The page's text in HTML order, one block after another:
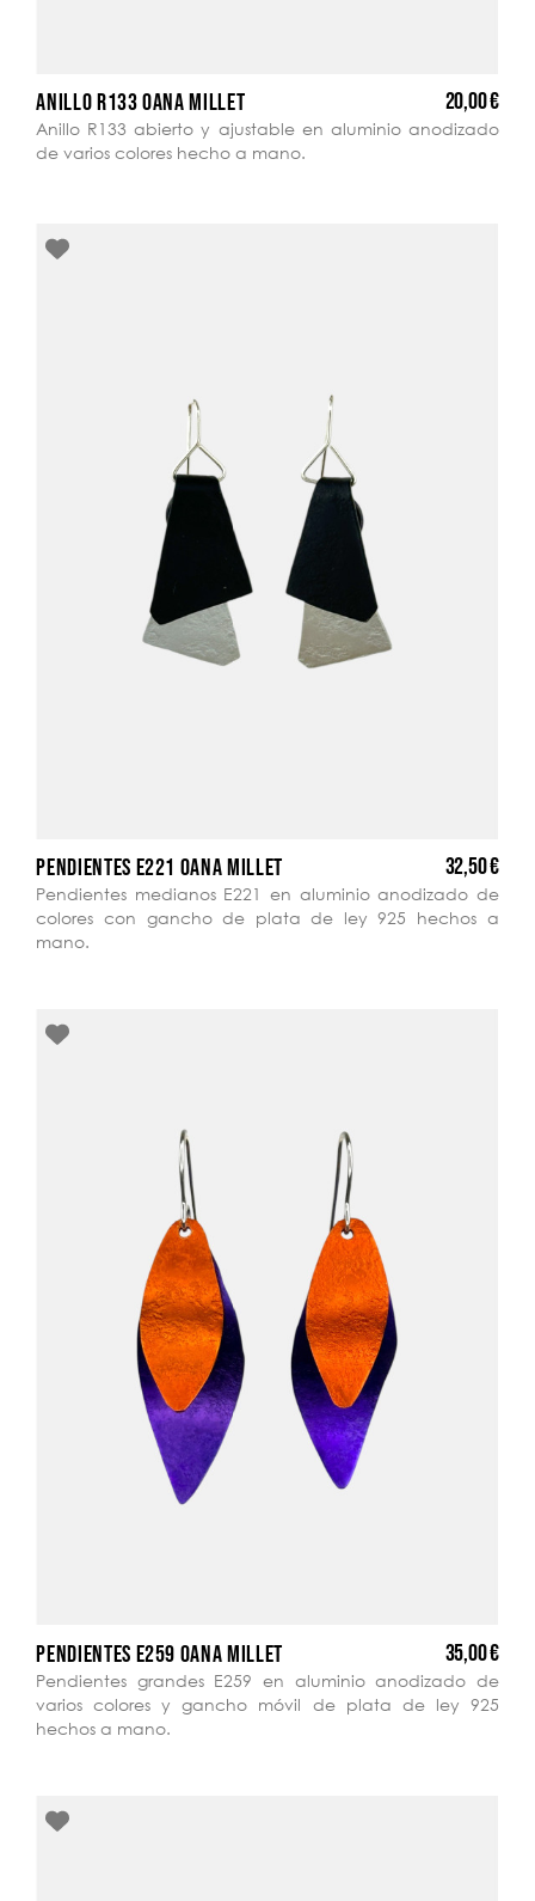
ANILLO R133 OANA MILLET 20,00 €
Anillo R133 abierto y ajustable en aluminio anodizado
de varios colores hecho a mano.
PENDIENTES E221 OANA MILLET 32,50 €
Pendientes medianos E221 en aluminio anodizado de
colores con gancho de plata de ley 925 hechos a
mano.
PENDIENTES E259 OANA MILLET 35,00 €
Pendientes grandes E259 en aluminio anodizado de
varios colores y gancho móvil de plata de ley 925
hechos a mano.